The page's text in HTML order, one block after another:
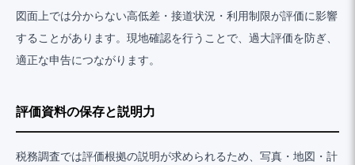
図面上では分からない高低差・接道状況・利用制限が評価に影響
することがあります。現地確認を行うことで、過大評価を防ぎ、
適正な申告につながります。
評価資料の保存と説明力
税務調査では評価根拠の説明が求められるため、写真・地図・計